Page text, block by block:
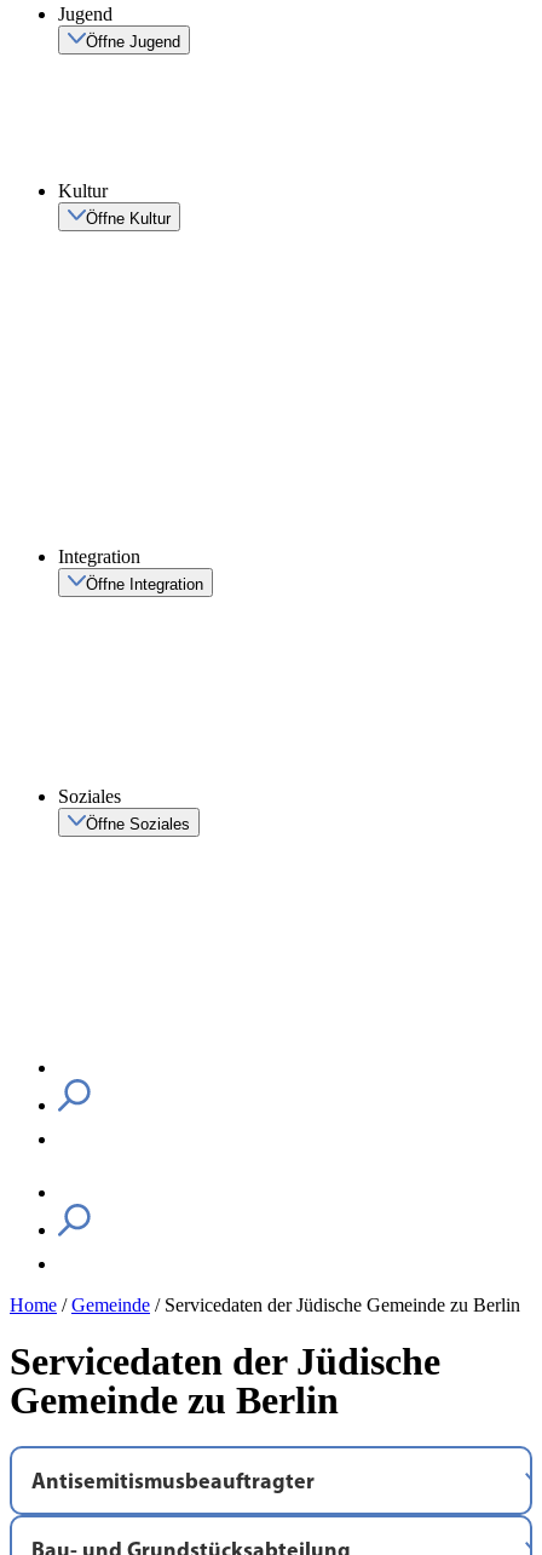
Jugend
Öffne Jugend
Kultur
Öffne Kultur
Integration
Öffne Integration
Soziales
Öffne Soziales
Home /Gemeinde / Servicedaten der Jüdische Gemeinde zu Berlin
Servicedaten der Jüdische
Gemeinde zu Berlin
Antisemitismusbeauftragter
Oranienburgerstr. 31
Bau- und Grundstücksabteilung